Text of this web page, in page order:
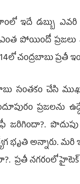
ఇదే డబ్బు ఎవరి
ఎంత పోయిందో
చంద్రబాబు ప్రతీ
సంతకం చేసి
ప్రజలను
జరిగిందా?.
భృతి అన్నారు. మరి
ప్రతీ నగరంలో